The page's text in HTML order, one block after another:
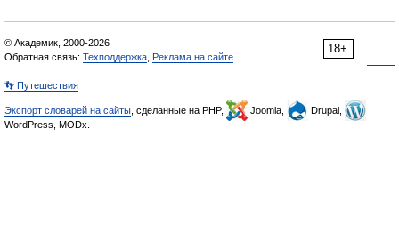
18+
© Академик, 2000-2026
Обратная связь: Техподдержка Реклама на сайте
👣 Путешествия
Экспорт словарей на сайты , сделанные на PHP, Joomla,
Drupal,
WordPress, MODx.